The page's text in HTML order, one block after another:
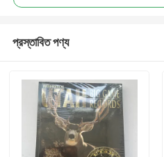
প্রস্তাবিত পণ্য